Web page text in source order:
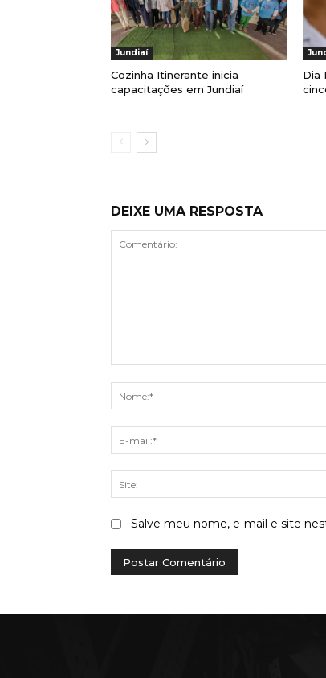
Jundiaí
Cozinha Itinerante inicia
capacitações em Jundiaí
Dia
DEIXE UMA RESPOSTA
Salve meu nome, e-mail e site